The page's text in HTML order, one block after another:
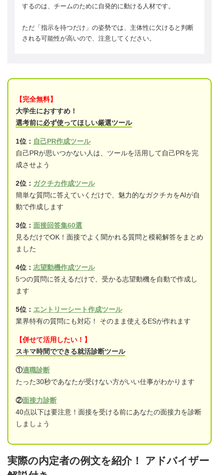
するのは、チームのために自発的に動ける人材です。
ただ「指示を待つだけ」の姿勢では、主体性に欠けると判断
される可能性が高いので、注意してください。
【完全無料】
大学生におすすめ！
選考前に必ず使ってほしい厳選ツール
1位： 自己PR作成ツール
自己PRが思いつかない人は、ツールを活用して自己PRを完
成させよう
2位： ガクチカ作成ツール
簡単な質問に答えていくだけで、魅力的なガクチカをAIが自
動で作成します
3位： 面接回答集60選
見るだけでOK！面接でよく聞かれる質問と模範解答をまとめ
ました
4位： 志望動機作成ツール
5つの質問に答えるだけで、受かる志望動機を自動で作成し
ます
5位： エントリーシート作成ツール
業界特有の質問にも対応！ そのまま使えるESが作れます
【併せて活用したい！】
スキマ時間でできる就活診断ツール
①適職診断
たった30秒であなたが受けない方がいい仕事がわかります
②面接力診断
40点以下は要注意！面接を受ける前にあなたの面接力を診断
しましょう
実際の内定者の例文を紹介！ アドバイザー